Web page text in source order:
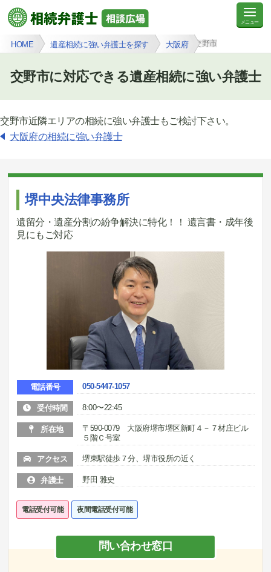
HOME 遺産相続に強い弁護士を探す 大阪府 交野市
交野市に対応できる遺産相続に強い弁護士
交野市近隣エリアの相続に強い弁護士もご検討下さい。
大阪府の相続に強い弁護士
堺中央法律事務所
遺留分・遺産分割の紛争解決に特化！！ 遺言書・成年後
見にもご対応
電話番号 050-5447-1057
受付時間 8:00〜22:45
所在地
〒590-0079 大阪府堺市堺区新町４－７材庄ビル
５階Ｃ号室
アクセス 堺東駅徒歩７分、堺市役所の近く
弁護士 野田 雅史
電話受付可能 夜間電話受付可能
問い合わせ窓口